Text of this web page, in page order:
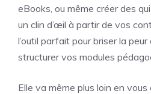
eBooks, ou même créer des
un clin d’œil à partir de vos
l’outil parfait pour briser la
structurer vos modules
Elle va même plus loin en